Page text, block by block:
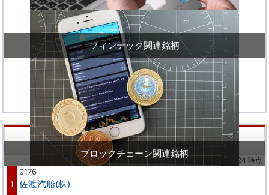
フィンテック関連銘柄
ブロックチェーン関連銘柄
株価値上り率ランキング
※02/24 時点
1
9176
佐渡汽船(株)